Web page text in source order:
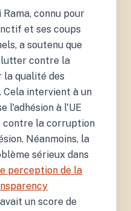
connu pour
et ses coups
a soutenu que
lutter contre la
qualité des
intervient à un
l'adhésion à l'UE
contre la corruption
Néanmoins, la
sérieux dans
perception de la
un score de